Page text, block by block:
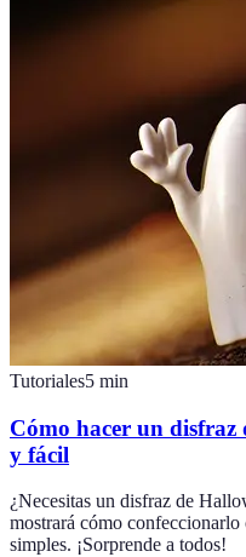
Tutoriales5 min
Cómo hacer un
y fácil
¿Necesitas un disfraz de
mostrará cómo
simples. ¡Sorprende a todos!